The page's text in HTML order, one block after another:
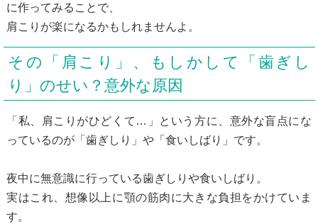
に作ってみることで、
肩こりが楽になるかもしれませんよ。
その「肩こり」、もしかして「歯ぎし
り」のせい？意外な原因
「私、肩こりがひどくて…」という方に、意外な盲点にな
っているのが「歯ぎしり」や「食いしばり」です。
夜中に無意識に行っている歯ぎしりや食いしばり。
実はこれ、想像以上に顎の筋肉に大きな負担をかけていま
す。